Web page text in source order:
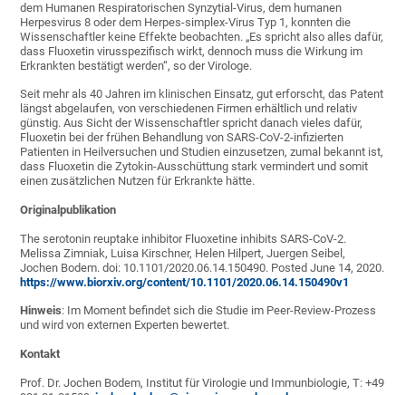
dem Humanen Respiratorischen Synzytial-Virus, dem humanen
Herpesvirus 8 oder dem Herpes-simplex-Virus Typ 1, konnten die
Wissenschaftler keine Effekte beobachten. „Es spricht also alles dafür,
dass Fluoxetin virusspezifisch wirkt, dennoch muss die Wirkung im
Erkrankten bestätigt werden“, so der Virologe.
Seit mehr als 40 Jahren im klinischen Einsatz, gut erforscht, das Patent
längst abgelaufen, von verschiedenen Firmen erhältlich und relativ
günstig. Aus Sicht der Wissenschaftler spricht danach vieles dafür,
Fluoxetin bei der frühen Behandlung von SARS-CoV-2-infizierten
Patienten in Heilversuchen und Studien einzusetzen, zumal bekannt ist,
dass Fluoxetin die Zytokin-Ausschüttung stark vermindert und somit
einen zusätzlichen Nutzen für Erkrankte hätte.
Originalpublikation
The serotonin reuptake inhibitor Fluoxetine inhibits SARS-CoV-2.
Melissa Zimniak, Luisa Kirschner, Helen Hilpert, Juergen Seibel,
Jochen Bodem. doi: 10.1101/2020.06.14.150490. Posted June 14, 2020.
https://www.biorxiv.org/content/10.1101/2020.06.14.150490v1
Hinweis: Im Moment befindet sich die Studie im Peer-Review-Prozess
und wird von externen Experten bewertet.
Kontakt
Prof. Dr. Jochen Bodem, Institut für Virologie und Immunbiologie, T: +49